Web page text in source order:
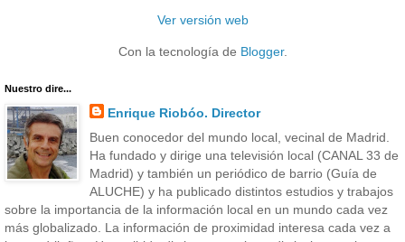
Ver versión web
Con la tecnología de Blogger.
Nuestro dire...
Enrique Riobóo. Director
Buen conocedor del mundo local, vecinal de Madrid.
Ha fundado y dirige una televisión local (CANAL 33 de
Madrid) y también un periódico de barrio (Guía de
ALUCHE) y ha publicado distintos estudios y trabajos
sobre la importancia de la información local en un mundo cada vez
más globalizado. La información de proximidad interesa cada vez a